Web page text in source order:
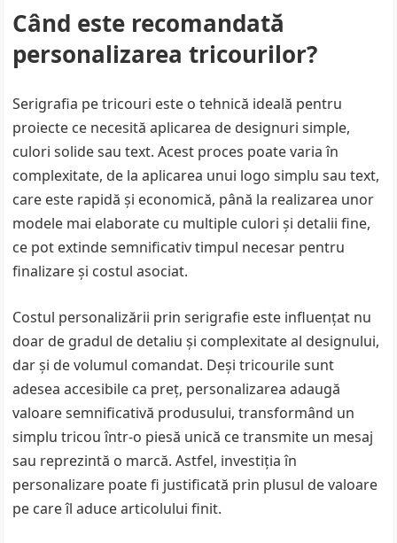
Când este recomandată
personalizarea tricourilor?
Serigrafia pe tricouri este o tehnică ideală pentru
proiecte ce necesită aplicarea de designuri simple,
culori solide sau text. Acest proces poate varia în
complexitate, de la aplicarea unui logo simplu sau text,
care este rapidă și economică, până la realizarea unor
modele mai elaborate cu multiple culori și detalii fine,
ce pot extinde semnificativ timpul necesar pentru
finalizare și costul asociat.
Costul personalizării prin serigrafie este influențat nu
doar de gradul de detaliu și complexitate al designului,
dar și de volumul comandat. Deși tricourile sunt
adesea accesibile ca preț, personalizarea adaugă
valoare semnificativă produsului, transformând un
simplu tricou într-o piesă unică ce transmite un mesaj
sau reprezintă o marcă. Astfel, investiția în
personalizare poate fi justificată prin plusul de valoare
pe care îl aduce articolului finit.